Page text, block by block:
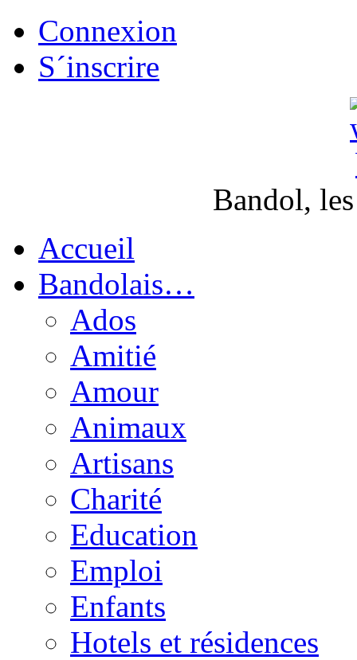
Connexion
S´inscrire
Bandol,
Accueil
Bandolais…
Ados
Amitié
Amour
Animaux
Artisans
Charité
Education
Emploi
Enfants
Hotels et résidences